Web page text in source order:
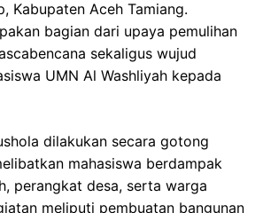
Kabupaten Aceh Tamiang.
bagian dari upaya pemulihan
sekaligus wujud
UMN Al Washliyah kepada
dilakukan secara gotong
mahasiswa berdampak
perangkat desa, serta warga
meliputi pembuatan bangunan